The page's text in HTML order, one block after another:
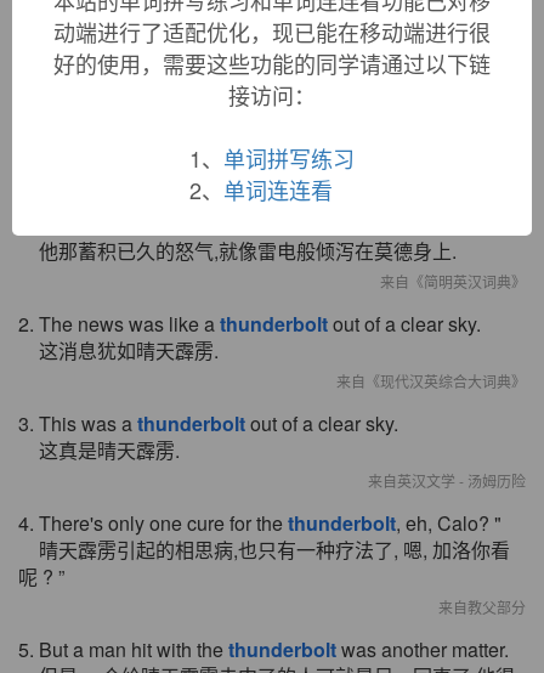
mid-15c., fromthunder(n.) +bolt(n.) "arrow, projectile."
1. All his accumulated nervous agitation was discharged
他那蓄积已久的怒气,就像雷电般倾泻在莫德身上.
来自《简明英汉词典》
2. The news was like athunderboltout of a clear sky.
这消息犹如晴天霹雳.
来自《现代汉英综合大词典》
3. This was athunderboltout of a clear sky.
这真是晴天霹雳.
来自英汉文学 - 汤姆历险
4. There's only one cure for the thunderbolt, eh, Calo? "
晴天霹雳引起的相思病,也只有一种疗法了, 嗯, 加洛你看
呢 ? ”
来自教父部分
5. But a man hit with the thunderboltwas another matter.
动端进行了适配优化，现已能在移动端进行很
好的使用，需要这些功能的同学请通过以下链
接访问：
1、 单词拼写练习
2、 单词连连看